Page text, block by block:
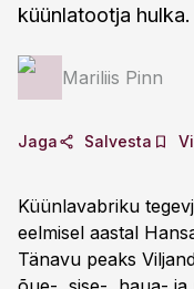
küünlatootja hulka.
Mariliis Pinn
Jaga Salvesta
Küünlavabriku
eelmisel aastal
Tänavu peaks